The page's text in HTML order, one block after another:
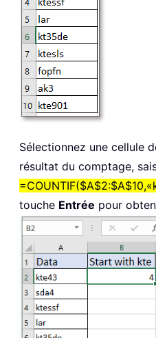
Sélectionnez une cellule
résultat du comptage,
touche Entrée pour